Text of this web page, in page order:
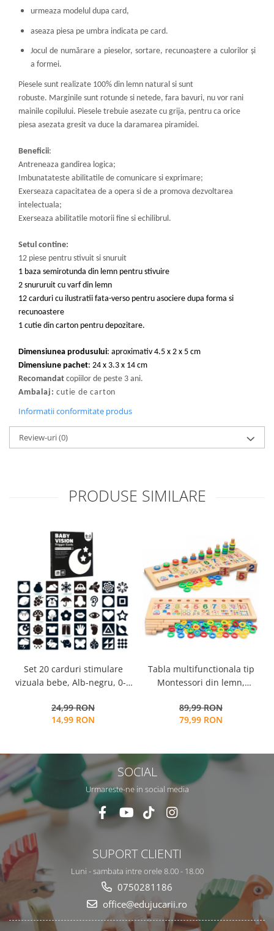
urmeaza modelul dupa card,
aseaza piesa pe umbra indicata pe card.
Jocul de numărare a pieselor, sortare, recunoaștere a culorilor și
a formei.
Piesele sunt realizate 100% din lemn natural si sunt
robuste. Marginile sunt rotunde si netede, fara bavuri, nu vor rani
mainile copilului. Piesele trebuie asezate cu grija, pentru ca orice
piesa asezata gresit va duce la daramarea piramidei.
Beneficii:
Antreneaza gandirea logica;
Imbunatateste abilitatile de comunicare si exprimare;
Exerseaza capacitatea de a opera si de a promova dezvoltarea
intelectuala;
Exerseaza abilitatile motorii fine si echilibrul.
Setul contine:
12 piese pentru stivuit si snuruit
1 baza semirotunda din lemn pentru stivuire
2 snururuit cu varf din lemn
12 carduri cu ilustratii fata-verso pentru asociere dupa forma si
recunoastere
1 cutie din carton pentru depozitare.
Dimensiunea produsului: aproximativ 4.5 x 2 x 5 cm
Dimensiune pachet: 24 x 3.3 x 14 cm
Recomandat copiilor de peste 3 ani.
Ambalaj: cutie de carton
Informatii conformitate produs
Review-uri(0)
PRODUSE SIMILARE
Set 20 carduri stimulare
vizuala bebe, Alb-negru, 0-3
24,99 RON
14,99 RON
Tabla multifunctionala tip
Montessori din lemn,
multicolore pt cantitate,
numere si operatiuni
89,99 RON
79,99 RON
SOCIAL
Urmareste-ne in social media
SUPORT CLIENTI
Luni - sambata intre orele 8.00 - 18.00
0750281186
office@edujucarii.ro